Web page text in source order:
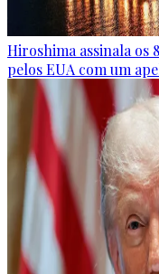
Hiroshima assinala os
pelos EUA com um